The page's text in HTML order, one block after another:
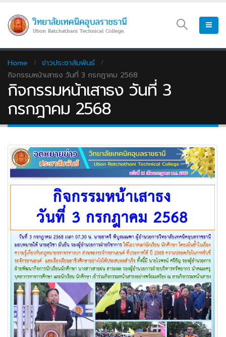
Home
ข่าวประชาสัมพันธ์
กิจกรรมหน้าเสาธง วันที่ 3 กรกฎาคม 2568
กิจกรรมหน้าเสาธง วันที่ 3
กรกฎาคม 2568